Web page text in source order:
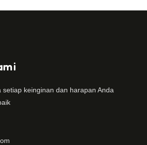
setiap keinginan dan harapan Anda